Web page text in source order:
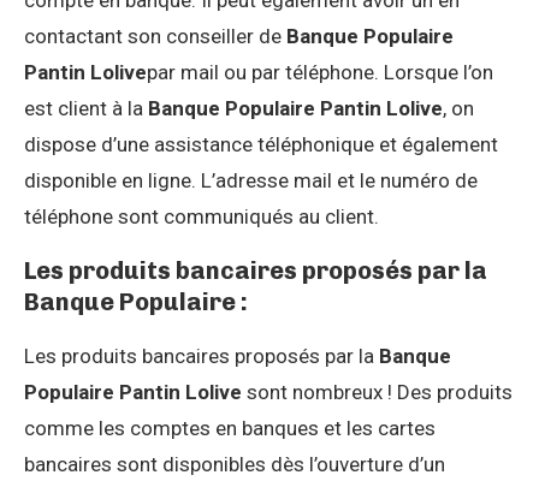
contactant son conseiller de Banque Populaire
Pantin Lolivepar mail ou par téléphone. Lorsque l’on
est client à la Banque Populaire Pantin Lolive, on
dispose d’une assistance téléphonique et également
disponible en ligne. L’adresse mail et le numéro de
téléphone sont communiqués au client.
Les produits bancaires proposés par la
Banque Populaire :
Les produits bancaires proposés par la Banque
Populaire Pantin Lolive sont nombreux ! Des produits
comme les comptes en banques et les cartes
bancaires sont disponibles dès l’ouverture d’un